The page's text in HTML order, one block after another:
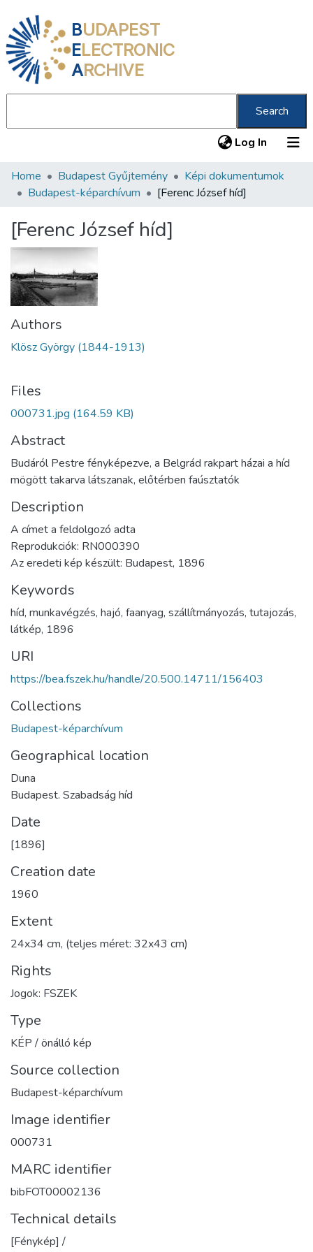
BUDAPEST
ELECTRONIC
ARCHIVE
Search
Log In (current)
Communities & Collections
Statistics
About us
Home Budapest Gyűjtemény
Képi dokumentumok
Budapest-képarchívum
[Ferenc József híd]
[Ferenc József híd]
Authors
Klösz György (1844-1913)
Files
000731.jpg (164.59 KB)
Abstract
Budáról Pestre fényképezve, a Belgrád rakpart házai a híd
mögött takarva látszanak, előtérben faúsztatók
Description
A címet a feldolgozó adta
Reprodukciók: RN000390
Az eredeti kép készült: Budapest, 1896
Keywords
híd, munkavégzés, hajó, faanyag, szállítmányozás, tutajozás,
látkép, 1896
URI
https://bea.fszek.hu/handle/20.500.14711/156403
Collections
Budapest-képarchívum
Geographical location
Duna
Budapest. Szabadság híd
Date
[1896]
Creation date
1960
Extent
24x34 cm, (teljes méret: 32x43 cm)
Rights
Jogok: FSZEK
Type
KÉP / önálló kép
Source collection
Budapest-képarchívum
Image identifier
000731
MARC identifier
bibFOT00002136
Technical details
[Fénykép] /